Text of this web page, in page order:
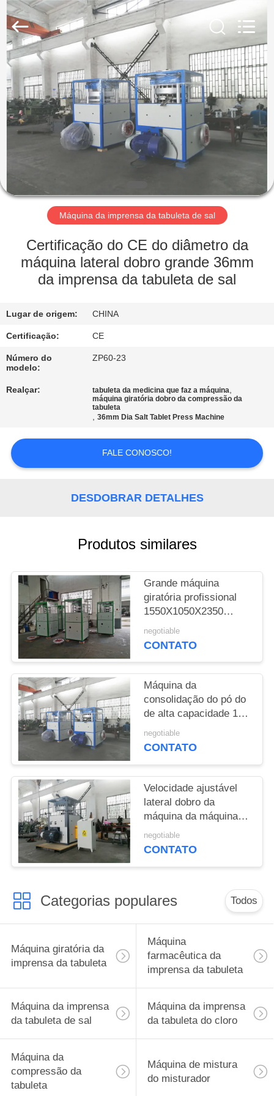
CASA
PRODUTOS
SOBRE
EXCURSÃO
FÁBRICA
CONTROLE
QUALIDADE
CONTACTE-
CASOS
CITAÇÕES
MAPA
DO
SITE
PRIVACY
POLICY
2026
Changzhou
Chenguang
Machinery
Co.,
Ltd..
Rights
Reserved.
Máquina da imprensa da tabuleta de sal
Certificação do CE do diâmetro da
máquina lateral dobro grande 36mm
da imprensa da tabuleta de sal
Lugar de origem: CHINA
Certificação: CE
Número do
modelo:
ZP60-23
Realçar: tabuleta da medicina que faz a máquina,
máquina giratória dobro da compressão da
tabuleta
,36mm Dia Salt Tablet Press Machine
FALE CONOSCO!
DESDOBRAR DETALHES
Produtos similares
Grande máquina
giratória profissional
1550X1050X2350
milímetro da imprensa
da tabuleta de sal
negotiable
CONTATO
Máquina da
consolidação do pó do
de alta capacidade 15g
operação simples de
22 quilowatts
negotiable
CONTATO
Velocidade ajustável
lateral dobro da
máquina da máquina
da imprensa da
tabuleta de
negotiable
CONTATO
Categorias populares Todos
Máquina giratória da
imprensa da tabuleta
Máquina
farmacêutica da
imprensa da tabuleta
Máquina da imprensa
da tabuleta de sal
Máquina da imprensa
da tabuleta do cloro
Máquina da
compressão da
tabuleta
Máquina de mistura
do misturador